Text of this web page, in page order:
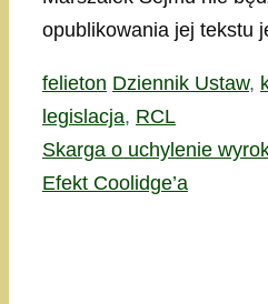
opublikowania jej tekstu
Kategorie
felieton Tagi
Dziennik Ustaw,
legislacja, RCL
Skarga o uchylenie
Efekt Coolidge’a